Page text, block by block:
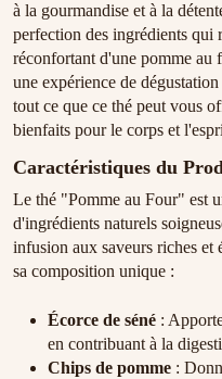
à la gourmandise et à la
perfection des ingrédients qui
réconfortant d'une pomme au
une expérience de
tout ce que ce thé peut vous
bienfaits pour le corps et
Caractéristiques du
Le thé "Pomme au Four" est
d'ingrédients naturels
infusion aux saveurs riches et
sa composition unique :
Écorce de séné :
en contribuant à la
Chips de pomme :